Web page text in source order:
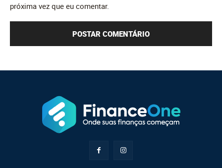
próxima vez que eu comentar.